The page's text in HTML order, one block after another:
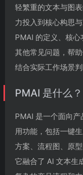
轻繁重的文本与图
力投入到核心构思
PMAI 的定义、核
其他常见问题，帮
结合实际工作场景
PMAI 是什么？
PMAI 是一个面向
用功能，包括一键
方案、流程图、原
它融合了 AI 文本生